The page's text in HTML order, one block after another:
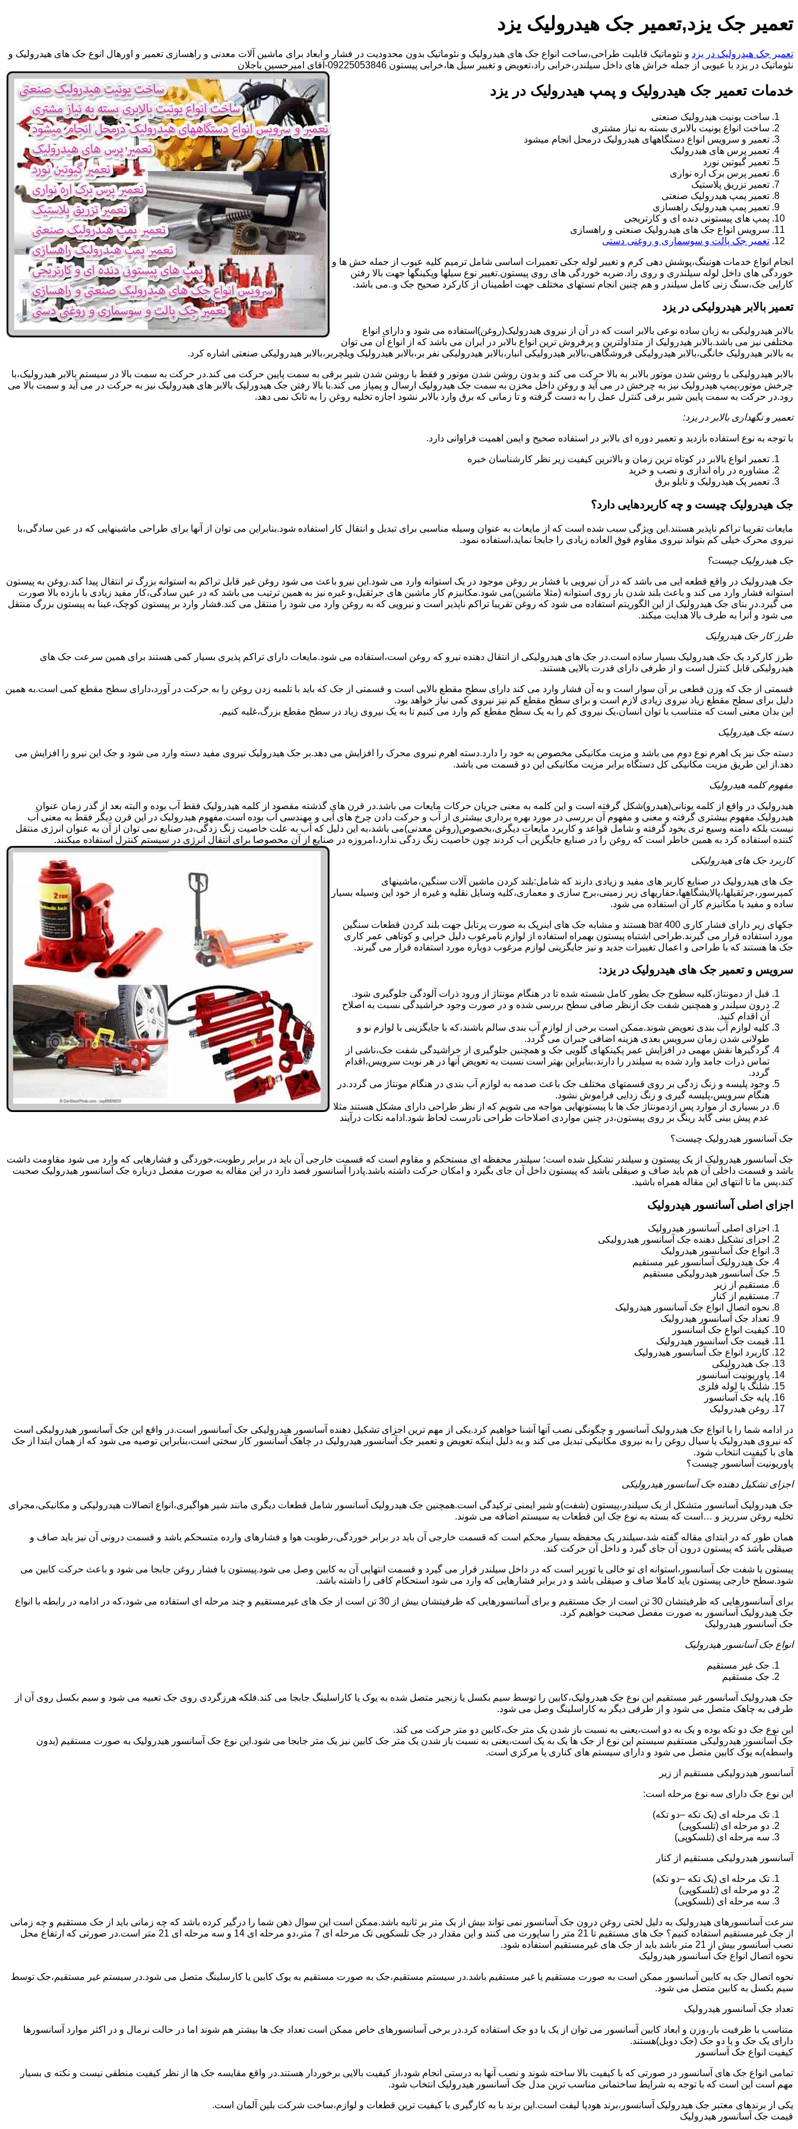
تعمیر جک یزد,تعمیر جک هیدرولیک یزد
تعمیر جک هیدرولیک در یزد و نئوماتیک قابلیت طراحی،ساخت انواع جک های هیدرولیک و نئوماتیک بدون محدودیت در فشار و ابعاد برای ماشین آلات معدنی و راهسازی تعمیر و اورهال انوع جک های هیدرولیک و
نئوماتیک در یزد با عیوبی از جمله خراش های داخل سیلندر،خرابی راد،تعویض و تغییر سیل ها،خرابی پیستون 09225053846-آقای امیرحسین باجلان
خدمات تعمیر جک هیدرولیک و پمپ هیدرولیک در یزد
ساخت یونیت هیدرولیک صنعتی
ساخت انواع یونیت بالابری بسته به نیاز مشتری
تعمیر و سرویس انواع دستگاههای هیدرولیک درمحل انجام میشود
تعمیر پرس های هیدرولیک
تعمیر گیوتین نورد
تعمیر پرس برک اره نواری
تعمیر تزریق پلاستیک
تعمیر پمپ هیدرولیک صنعتی
تعمیر پمپ هیدرولیک راهسازی
پمپ های پیستونی دنده ای و کارتریجی
سرویس انواع جک های هیدرولیک صنعتی و راهسازی
تعمیر جک پالت و سوسماری و روغنی دستی
انجام انواع خدمات هونینگ،پوشش دهی کرم و تغییر لوله جکی تعمیرات اساسی شامل ترمیم کلیه عیوب از جمله خش ها و
خوردگی های داخل لوله سیلندری و روی راد.ضربه خوردگی های روی پیستون.تغییر نوع سیلها وپکینگها جهت بالا رفتن
کارایی جک،سنگ زنی کامل سیلندر و هم چنین انجام تستهای مختلف جهت اطمینان از کارکرد صحیح جک و..می باشد.
تعمیر بالابر هیدرولیکی در یزد
بالابر هیدرولیکی به زبان ساده نوعی بالابر است که در آن از نیروی هیدرولیک(روغن)استفاده می شود و دارای انواع
مختلفی نیز می باشد.بالابر هیدرولیک از متداولترین و پرفروش ترین انواع بالابر در ایران می باشد که از انواع آن می توان
به بالابر هیدرولیک خانگی،بالابر هیدرولیکی فروشگاهی،بالابر هیدرولیکی انبار،بالابر هیدرولیکی نفر بر،بالابر هیدرولیک ویلچربر،بالابر هیدرولیکی صنعتی اشاره کرد.
بالابر هیدرولیکی با روشن شدن موتور بالابر به بالا حرکت می کند و بدون روشن شدن موتور و فقط با روشن شدن شیر برقی به سمت پایین حرکت می کند.در حرکت به سمت بالا در سیستم بالابر هیدرولیک،با
چرخش موتور،پمپ هیدرولیک نیز به چرخش در می آید و روغن داخل مخزن به سمت جک هیدرولیک ارسال و پمپاز می کند.با بالا رفتن جک هیدورلیک بالابر های هیدرولیک نیز به حرکت در می آید و سمت بالا می
رود.در حرکت به سمت پایین شیر برقی کنترل عمل را به دست گرفته و تا زمانی که برق وارد بالابر نشود اجازه تخلیه روغن را به تانک نمی دهد.
تعمیر و نگهداری بالابر در یزد:
با توجه به نوع استفاده بازدید و تعمیر دوره ای بالابر در استفاده صحیح و ایمن اهمیت فراوانی دارد.
تعمیر انواع بالابر در کوتاه ترین زمان و بالاترین کیفیت زیر نظر کارشناسان خبره
مشاوره در راه اندازی و نصب و خرید
تعمیر پک هیدرولیک و تابلو برق
جک هیدرولیک چیست و چه کاربردهایی دارد؟
مایعات تقریبا تراکم ناپذیر هستند.این ویژگی سبب شده است که از مایعات به عنوان وسیله مناسبی برای تبدیل و انتقال کار استفاده شود.بنابراین می توان از آنها برای طراحی ماشینهایی که در عین سادگی،با
نیروی محرک خیلی کم بتواند نیروی مقاوم فوق العاده زیادی را جابجا نماید،استفاده نمود.
جک هیدرولیک چیست؟
جک هیدرولیک در واقع قطعه ایی می باشد که در آن نیرویی با فشار بر روغن موجود در یک استوانه وارد می شود.این نیرو باعث می شود روغن غیر قابل تراکم به استوانه بزرگ تر انتقال پیدا کند.روغن به پیستون
استوانه فشار وارد می کند و باعث بلند شدن بار روی استوانه (مثلا ماشین)می شود.مکانیزم کار ماشین های جرثقیل،و غیره نیز به همین ترتیب می باشد که در عین سادگی،کار مفید زیادی با بازده بالا صورت
می گیرد.در بنای جک هیدرولیک از این الگوریتم استفاده می شود که روغن تقریبا تراکم ناپذیر است و نیرویی که به روغن وارد می شود را منتقل می کند.فشار وارد بر پیستون کوچک،عینا به پیستون بزرگ منتقل
می شود و آنرا به طرف بالا هدایت میکند.
طرز کار جک هیدرولیک
طرز کارکرد یک جک هیدرولیک بسیار ساده است.در جک های هیدرولیکی از انتقال دهنده نیرو که روغن است،استفاده می شود.مایعات دارای تراکم پذیری بسیار کمی هستند برای همین سرعت جک های
هیدرولیکی قابل کنترل است و از طرفی دارای قدرت بالایی هستند.
قسمتی از جک که وزن قطعی بر آن سوار است و به آن فشار وارد می کند دارای سطح مقطع بالایی است و قسمتی از جک که باید با تلمبه زدن روغن را به حرکت در آورد،دارای سطح مقطع کمی است.به همین
دلیل برای سطح مقطع زیاد نیروی زیادی لازم است و برای سطح مقطع کم نیز نیروی کمی نیاز خواهد بود.
این بدان معنی است که متناسب با توان انسان،یک نیروی کم را به یک سطح مقطع کم وارد می کنیم تا به یک نیروی زیاد در سطح مقطع بزرگ،غلبه کنیم.
دسته جک هیدرولیک
دسته جک نیز یک اهرم نوع دوم می باشد و مزیت مکانیکی مخصوص به خود را دارد.دسته اهرم نیروی محرک را افزایش می دهد.بر جک هیدرولیک نیروی مفید دسته وارد می شود و جک این نیرو را افزایش می
دهد.از این طریق مزیت مکانیکی کل دستگاه برابر مزیت مکانیکی این دو قسمت می باشد.
مفهوم کلمه هیدرولیک
هیدرولیک در واقع از کلمه یونانی(هیدرو)شکل گرفته است و این کلمه به معنی جریان حرکات مایعات می باشد.در قرن های گذشته مقصود از کلمه هیدرولیک فقط آب بوده و البته بعد از گذر زمان عنوان
هیدرولیک مفهوم بیشتری گرفته و معنی و مفهوم آن بررسی در مورد بهره برداری بیشتری از آب و حرکت دادن چرخ های آبی و مهندسی آب بوده است.مفهوم هیدرولیک در این قرن دیگر فقط به معنی آب
نیست بلکه دامنه وسیع تری بخود گرفته و شامل قواعد و کاربرد مایعات دیگری،بخصوص(روغن معدنی)می باشد،به این دلیل که آب به علت خاصیت زنگ زدگی،در صنایع نمی توان از آن به عنوان انرژی منتقل
کننده استفاده کرد به همین خاطر است که روغن را در صنایع جایگزین آب کردند چون خاصیت زنگ زدگی ندارد،امروزه در صنایع از آن مخصوصا برای انتقال انرژی در سیستم کنترل استفاده میکنند.
کاربرد جک های هیدرولیکی
جک های هیدرولیک در صنایع کاربر های مفید و زیادی دارند که شامل:بلند کردن ماشین آلات سنگین،ماشینهای
کمپرسور،جرثقیلها،پالایشگاهها،حفاریهای زیر زمینی،برج سازی و معماری،کلیه وسایل نقلیه و غیره از خود این وسیله بسیار
ساده و مفید یا مکانیزم کار آن استفاده می شود.
جکهای زیر دارای فشار کاری 400 bar هستند و مشابه جک های اینرپک به صورت پرتابل جهت بلند کردن قطعات سنگین
مورد استفاده قرار می گیرند.طراحی اشتباه پیستون بهمراه استفاده از لوازم نامرغوب دلیل خرابی و کوتاهی عمر کاری
جک ها هستند که با طراحی و اعمال تغییرات جدید و نیز جایگزینی لوازم مرغوب دوباره مورد استفاده قرار می گیرند.
سرویس و تعمیر جک های هیدرولیک در یزد:
قبل از دمونتاژ،کلیه سطوح جک بطور کامل شسته شده تا در هنگام مونتاژ از ورود ذرات آلودگی جلوگیری شود.
درون سیلندر و همچنین شفت جک ازنظر صافی سطح بررسی شده و در صورت وجود خراشیدگی نسبت به اصلاح
آن اقدام کنید.
کلیه لوازم آب بندی تعویض شوند.ممکن است برخی از لوازم آب بندی سالم باشند،که با جایگزینی با لوازم نو و
طولانی شدن زمان سرویس بعدی هزینه اضافی جبران می گردد.
گردگیرها نقش مهمی در افزایش عمر پکینکهای گلویی جک و همچنین جلوگیری از خراشیدگی شفت جک،ناشی از
تماس ذرات جامد وارد شده به سیلندر را دارند،بنابراین بهتر است نسبت به تعویض آنها در هر نوبت سرویس،اقدام
گردد.
وجود پلیسه و زنگ زدگی بر روی قسمتهای مختلف جک باعث صدمه به لوازم آب بندی در هنگام مونتاژ می گردد.در
هنگام سرویس،پلیسه گیری و زنگ زدایی فراموش نشود.
در بسیاری از موارد پس ازدمونتاژ جک ها با پیستونهایی مواجه می شویم که از نظر طراحی دارای مشکل هستند مثلا
عدم پیش بینی گاید رینگ بر روی پیستون،در چنین مواردی اصلاحات طراحی نادرست لحاظ شود.ادامه نکات درآیند
جک آسانسور هیدرولیک چیست؟
جک آسانسور هیدرولیک از یک پیستون و سیلندر تشکیل شده است؛ سیلندر محفظه ای مستحکم و مقاوم است که قسمت خارجی آن باید در برابر رطوبت،خوردگی و فشارهایی که وارد می شود مقاومت داشت
باشد و قسمت داخلی آن هم باید صاف و صیقلی باشد که پیستون داخل آن جای بگیرد و امکان حرکت داشته باشد.پادرا آسانسور قصد دارد در این مقاله به صورت مفصل درباره جک آسانسور هیدرولیک صحبت
کند،پس ما تا انتهای این مقاله همراه باشید.
اجزای اصلی آسانسور هیدرولیک
اجزای اصلی آسانسور هیدرولیک
اجزای تشکیل دهنده جک آسانسور هیدرولیکی
انواع جک آسانسور هیدرولیک
جک هیدرولیک آسانسور غیر مستقیم
جک آسانسور هیدرولیکی مستقیم
مستقیم از زیر
مستقیم از کنار
نحوه اتصال انواع جک آسانسور هیدرولیک
تعداد جک آسانسور هیدرولیک
کیفیت انواع جک آسانسور
قیمت جک آسانسور هیدرولیک
کاربرد انواع جک آسانسور هیدرولیک
جک هیدرولیکی
پاوریونیت آسانسور
شلنگ یا لوله فلزی
پایه جک آسانسور
روغن هیدرولیک
در ادامه شما را با انواع جک هیدرولیک آسانسور و چگونگی نصب آنها آشنا خواهیم کرد.یکی از مهم ترین اجزای تشکیل دهنده آسانسور هیدرولیکی جک آسانسور است.در واقع این جک آسانسور هیدرولیکی است
که نیروی هیدرولیک یا سیال روغن را به نیروی مکانیکی تبدیل می کند و به دلیل اینکه تعویض و تعمیر جک آسانسور هیدرولیک در چاهک آسانسور کار سختی است،بنابراین توصیه می شود که از همان ابتدا از جک
های با کیفیت انتخاب شود.
پاوریونیت آسانسور چیست؟
اجزای تشکیل دهنده جک آسانسور هیدرولیکی
جک هیدرولیک آسانسور متشکل از یک سیلندر،پیستون (شفت)و شیر ایمنی ترکیدگی است.همچنین جک هیدرولیک آسانسور شامل قطعات دیگری مانند شیر هواگیری،انواع اتصالات هیدرولیکی و مکانیکی،مجرای
تخلیه روغن سرریز و …است که بسته به نوع جک این قطعات به سیستم اضافه می شوند.
همان طور که در ابتدای مقاله گفته شد،سیلندر یک محفظه بسیار محکم است که قسمت خارجی آن باید در برابر خوردگی،رطوبت هوا و فشارهای وارده متسحکم باشد و قسمت درونی آن نیز باید صاف و
صیقلی باشد که پیستون درون آن جای گیرد و داخل آن حرکت کند.
پیستون یا شفت جک آسانسور،استوانه ای تو خالی یا تورپر است که در داخل سیلندر قرار می گیرد و قسمت انتهایی آن به کابین وصل می شود.پیستون با فشار روغن جابجا می شود و باعث حرکت کابین می
شود.سطح خارجی پیستون باید کاملا صاف و صیقلی باشد و در برابر فشارهایی که وارد می شود استحکام کافی را داشته باشد.
برای آسانسورهایی که ظرفیتشان 30 تن است از جک مستقیم و برای آسانسورهایی که ظرفیتشان بیش از 30 تن است از جک های غیرمستقیم و چند مرحله ای استفاده می شود،که در ادامه در رابطه با انواع
جک هیدرولیک آسانسور به صورت مفصل صحبت خواهیم کرد.
جک آسانسور هیدرولیک
انواع جک آسانسور هیدرولیک
جک غیر مستقیم
جک مستقیم
جک هیدرولیک آسانسور غیر مستقیم این نوع جک هیدرولیک،کابین را توسط سیم بکسل یا زنجیر متصل شده به یوک یا کاراسلینگ جابجا می کند.فلکه هرزگردی روی جک تعبیه می شود و سیم بکسل روی آن از
طرفی به چاهک متصل می شود و از طرفی دیگر به کاراسلینگ وصل می شود.
این نوع جک دو تکه بوده و یک به دو است،یعنی به نسبت باز شدن یک متر جک،کابین دو متر حرکت می کند.
جک آسانسور هیدرولیکی مستقیم سیستم این نوع از جک ها یک به یک است،یعنی به نسبت باز شدن یک متر جک کابین نیز یک متر جابجا می شود.این نوع جک آسانسور هیدرولیک به صورت مستقیم (بدون
واسطه)به یوک کابین متصل می شود و دارای سیستم های کناری یا مرکزی است.
آسانسور هیدرولیکی مستقیم از زیر
این نوع جک دارای سه نوع مرحله است:
تک مرحله ای (یک تکه –دو تکه)
دو مرحله ای (تلسکوپی)
سه مرحله ای (تلسکوپی)
آسانسور هیدرولیکی مستقیم از کنار
تک مرحله ای (یک تکه –دو تکه)
دو مرحله ای (تلسکوپی)
سه مرحله ای (تلسکوپی)
سرعت آسانسورهای هیدرولیک به دلیل لختی روغن درون جک آسانسور نمی تواند بیش از یک متر بر ثانیه باشد.ممکن است این سوال ذهن شما را درگیر کرده باشد که چه زمانی باید از جک مستقیم و چه زمانی
از جک غیرمستقیم استفاده کنیم؟ جک های مستقیم تا 21 متر را ساپورت می کنند و این مقدار در جک تلسکوپی تک مرحله ای 7 متر،دو مرحله ای 14 و سه مرحله ای 21 متر است.در صورتی که ارتفاع محل
نصب آسانسور بیش از 21 متر باشد باید از جک های غیرمستقیم استفاده شود.
نحوه اتصال انواع جک آسانسور هیدرولیک
نحوه اتصال جک به کابین آسانسور ممکن است به صورت مستقیم یا غیر مستقیم باشد.در سیستم مستقیم،جک به صورت مستقیم به یوک کابین یا کارسلینگ متصل می شود.در سیستم غیر مستقیم،جک توسط
سیم بکسل به کابین متصل می شود.
تعداد جک آسانسور هیدرولیک
متناسب با ظرفیت بار،وزن و ابعاد کابین آسانسور می توان از یک یا دو جک استفاده کرد.در برخی آسانسورهای خاص ممکن است تعداد جک ها بیشتر هم شوند اما در حالت نرمال و در اکثر موارد آسانسورها
دارای یک جک و یا دو جک (جک دوبل)هستند.
کیفیت انواع جک آسانسور
تمامی انواع جک های آسانسور در صورتی که با کیفیت بالا ساخته شوند و نصب آنها به درستی انجام شود،از کیفیت بالایی برخوردار هستند.در واقع مقایسه جک ها از نظر کیفیت منطقی نیست و نکته ی بسیار
مهم است این است که با توجه به شرایط ساختمانی مناسب ترین مدل جک آسانسور هیدرولیک انتخاب شود.
یکی از برندهای معتبر جک هیدرولیک آسانسور،برند هودپا لیفت است.این برند با به کارگیری با کیفیت ترین قطعات و لوازم،ساخت شرکت بلین آلمان است.
قیمت جک آسانسور هیدرولیک